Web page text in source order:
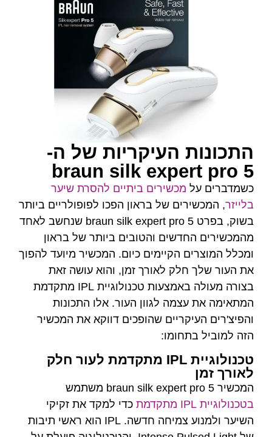
העיקריות של ה-
braun silk
מכשירים ביתיים להסרת שיער
של בראון הפכו לפופולריים ביותר
בשוק, בפרט braun silk expert pro 5 שנחשב לאחד
והטובים ביותר של בראון
הקיימים כיום. המכשיר מיועד להפוך
לאורך זמן, והוא עושה זאת
בצורה מעולה באמצעות טכנולוגיית IPL מתקדמת
לגוון העור. אלו התכונות
שהופכים דווקא את המכשיר
טכנולוגיית IPL מתקדמת לעור חלק
כדי למקד את זקיקי
השיער ולמנוע צמיחה חדשה. IPL הוא ראשי תיבות